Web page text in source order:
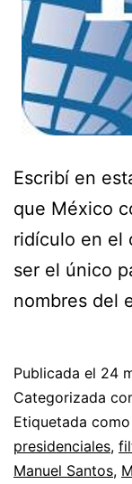
Escribí en
que México
ridículo en el
ser el único
nombres del
Publicada el 24
Categorizada
Etiquetada como
presidenciales,
Manuel Santos,